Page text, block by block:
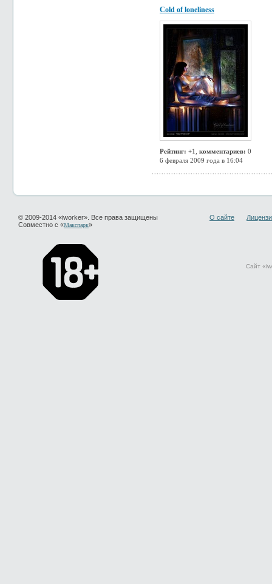
Cold of loneliness
Рейтинг: +1, комментариев: 0
6 февраля 2009 года в 16:04
© 2009-2014 «iworker». Все права защищены
Совместно с «Макспарк»
О сайте
Сайт